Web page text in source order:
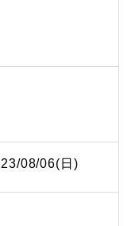
08/06(日)